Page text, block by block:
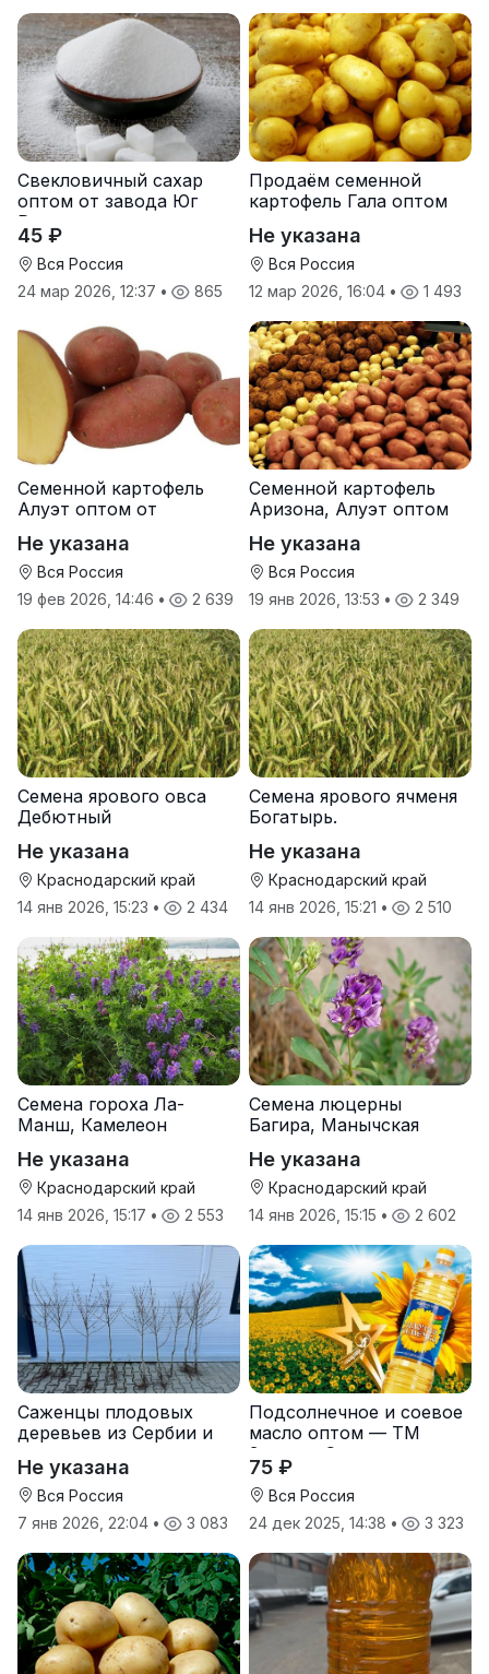
Свекловичный сахар
оптом от завода Юг
Руси
45 ₽
Вся Россия
24 мар 2026, 12:37 • 865
Продаём семенной
картофель Гала оптом
Не указана
Вся Россия
12 мар 2026, 16:04 • 1 493
Семенной картофель
Алуэт оптом от
Не указана
Вся Россия
19 фев 2026, 14:46 • 2 639
Семенной картофель
Аризона, Алуэт оптом
Не указана
Вся Россия
19 янв 2026, 13:53 • 2 349
Семена ярового овса
Дебютный
Не указана
Краснодарский край
14 янв 2026, 15:23 • 2 434
Семена ярового ячменя
Богатырь.
Не указана
Краснодарский край
14 янв 2026, 15:21 • 2 510
Семена гороха Ла-
Манш, Камелеон
Не указана
Краснодарский край
14 янв 2026, 15:17 • 2 553
Семена люцерны
Багира, Манычская
Не указана
Краснодарский край
14 янв 2026, 15:15 • 2 602
Саженцы плодовых
деревьев из Сербии и
Не указана
Вся Россия
7 янв 2026, 22:04 • 3 083
Подсолнечное и соевое
масло оптом — ТМ
Золотая Семечка
75 ₽
Вся Россия
24 дек 2025, 14:38 • 3 323